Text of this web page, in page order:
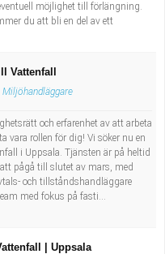
möjlighet till förlängning.
du att bli en del av ett
Vattenfall
Miljöhandläggare
och erfarenhet av att arbeta
vara rollen för dig! Vi söker nu en
i Uppsala. Tjänsten är på heltid
pågå till slutet av mars, med
och tillståndshandläggare
med fokus på fasti...
| Uppsala